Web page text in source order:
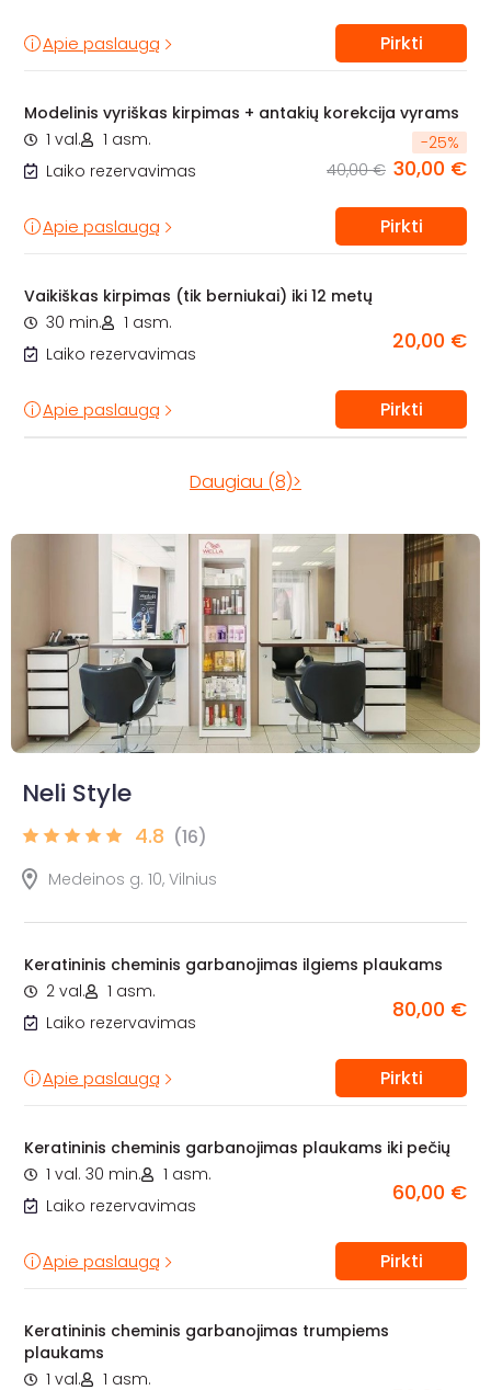
Apie paslaugą Pirkti
Modelinis vyriškas kirpimas + antakių korekcija vyrams
1 val.
1 asm.
Laiko rezervavimas
-25%
40,00 € 30,00 €
Apie paslaugą Pirkti
Vaikiškas kirpimas (tik berniukai) iki 12 metų
30 min.
1 asm.
Laiko rezervavimas
20,00 €
Apie paslaugą Pirkti
Daugiau (8)>
Neli Style
4.8 (16)
Medeinos g. 10, Vilnius
Keratininis cheminis garbanojimas ilgiems plaukams
2 val.
1 asm.
Laiko rezervavimas
80,00 €
Apie paslaugą Pirkti
Keratininis cheminis garbanojimas plaukams iki pečių
1 val. 30 min.
1 asm.
Laiko rezervavimas
60,00 €
Apie paslaugą Pirkti
Keratininis cheminis garbanojimas trumpiems
plaukams
1 val.
1 asm.